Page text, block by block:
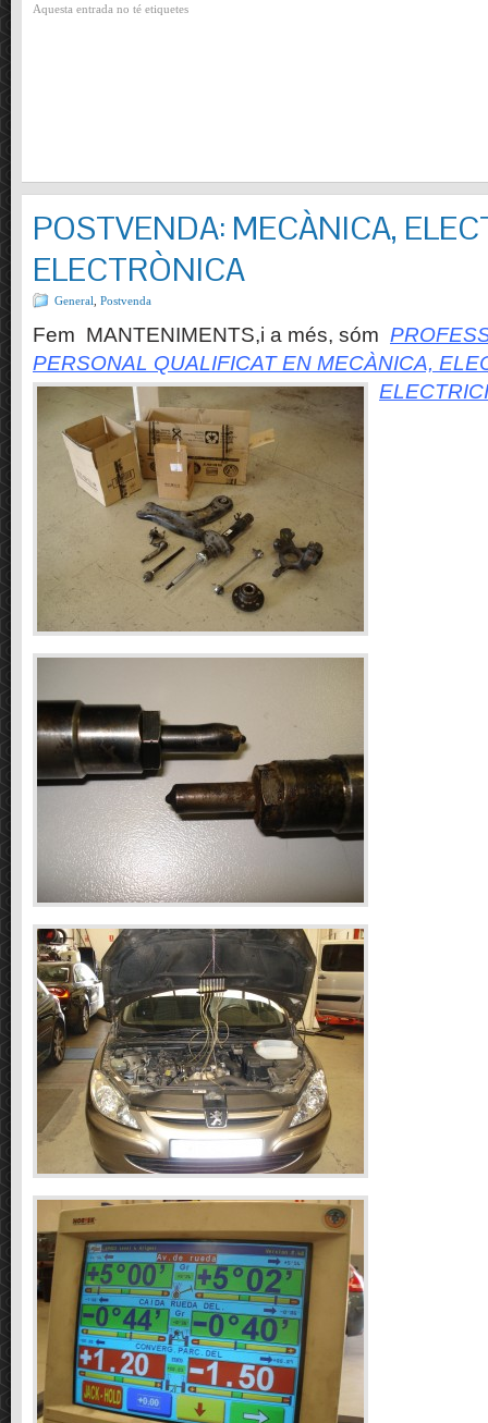
Aquesta entrada no té etiquetes
POSTVENDA: MECÀNICA,
ELECTRÒNICA
General Postvenda
Fem MANTENIMENTS,i a més, sóm
PERSONAL QUALIFICAT EN MECÀNICA,